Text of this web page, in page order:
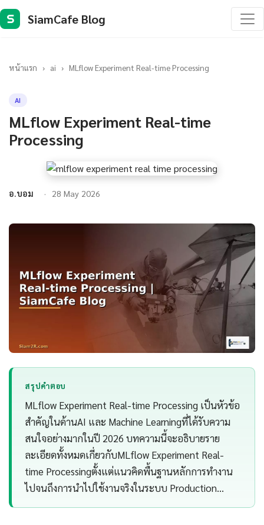
S SiamCafe Blog
หน้าแรก › ai › MLflow Experiment Real-time Processing
AI
MLflow Experiment Real-time
Processing
อ.บอม 28 May 2026
สรุปคำตอบ
MLflow Experiment Real-time Processing เป็นหัวข้อ
สำคัญในด้านAI และ Machine Learningที่ได้รับความ
สนใจอย่างมากในปี 2026 บทความนี้จะอธิบายราย
ละเอียดทั้งหมดเกี่ยวกับMLflow Experiment Real-
time Processingตั้งแต่แนวคิดพื้นฐานหลักการทำงาน
ไปจนถึงการนำไปใช้งานจริงในระบบ Production…